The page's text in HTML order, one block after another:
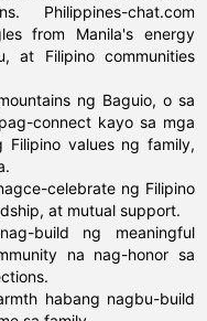
chat.com
from Manila's energy
at Filipino communities
ng Baguio, o sa
connect kayo sa mga
Filipino values ng family,
celebrate ng Filipino
at mutual support.
build ng meaningful
na nag-honor sa
habang nagbu-build